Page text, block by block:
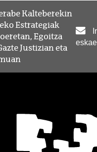
Kalteberekin
Estrategiak
Egoitza
Justizian eta